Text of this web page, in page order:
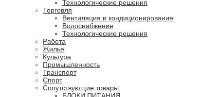
Технологические решения
Торговля
Вентиляция и кондиционирование
Водоснабжение
Технологические решения
Работа
Жилье
Культура
Промышленность
Транспорт
Спорт
Сопутствующие товары